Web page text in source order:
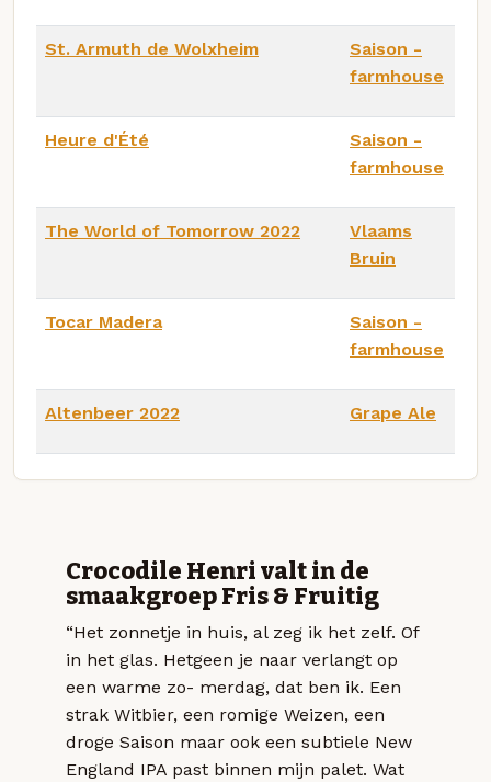
St. Armuth de Wolxheim
Saison -
farmhouse
Heure d'Été
Saison -
farmhouse
The World of Tomorrow 2022
Vlaams
Bruin
Tocar Madera
Saison -
farmhouse
Altenbeer 2022 Grape Ale
Crocodile Henri valt in de
smaakgroep Fris & Fruitig
“Het zonnetje in huis, al zeg ik het zelf. Of
in het glas. Hetgeen je naar verlangt op
een warme zo- merdag, dat ben ik. Een
strak Witbier, een romige Weizen, een
droge Saison maar ook een subtiele New
England IPA past binnen mijn palet. Wat